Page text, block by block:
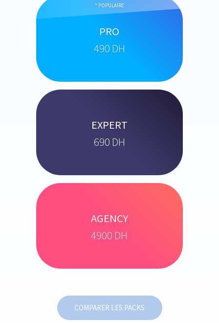
* POPULAIRE
PRO
490 DH
EXPERT
690 DH
AGENCY
4900 DH
COMPARER LES PACKS